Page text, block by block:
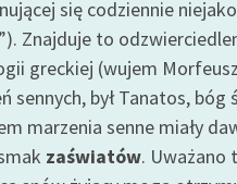
się codziennie
Znajduje to
greckiej (wujem
sennych, był Tanatos, bóg
marzenia senne miały
zaświatów. Uważano